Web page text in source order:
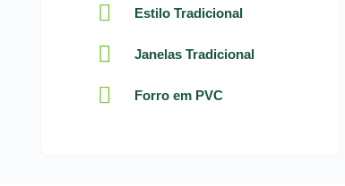
Estilo Tradicional
Janelas Tradicional
Forro em PVC